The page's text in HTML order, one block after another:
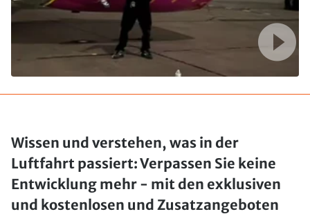
Wissen und verstehen, was in der
Luftfahrt passiert: Verpassen Sie keine
Entwicklung mehr - mit den exklusiven
und kostenlosen und Zusatzangeboten